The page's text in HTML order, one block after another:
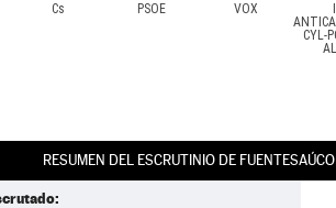
Cs PSOE VOX
CYL-
RESUMEN DEL ESCRUTINIO DE